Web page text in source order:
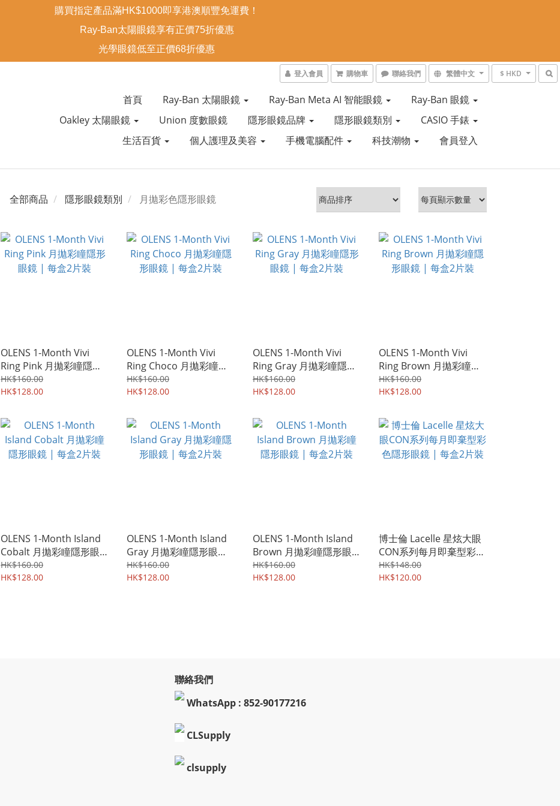
登入會員 購物車 聯絡我們 繁體中文 $ HKD
首頁 Ray-Ban 太陽眼鏡 Ray-Ban Meta AI 智能眼鏡
Ray-Ban 眼鏡
Oakley 太陽眼鏡
Union 度數眼鏡 隱形眼鏡品牌 隱形眼鏡類別
CASIO 手錶
生活百貨
個人護理及美容 手機電腦配件 科技潮物 會員登入
全部商品 隱形眼鏡類別 月拋彩色隱形眼鏡
OLENS 1-Month Vivi
Ring Pink 月拋彩瞳隱形
眼鏡 | 每盒2片裝
HK$160.00
HK$128.00
OLENS 1-Month Vivi
Ring Choco 月拋彩瞳隱
形眼鏡 | 每盒2片裝
HK$160.00
HK$128.00
OLENS 1-Month Vivi
Ring Gray 月拋彩瞳隱形
眼鏡 | 每盒2片裝
HK$160.00
HK$128.00
OLENS 1-Month Vivi
Ring Brown 月拋彩瞳隱
形眼鏡 | 每盒2片裝
HK$160.00
HK$128.00
OLENS 1-Month Island
Cobalt 月拋彩瞳隱形眼
鏡 | 每盒2片裝
HK$160.00
HK$128.00
OLENS 1-Month Island
Gray 月拋彩瞳隱形眼鏡
| 每盒2片裝
HK$160.00
HK$128.00
OLENS 1-Month Island
Brown 月拋彩瞳隱形眼
鏡 | 每盒2片裝
HK$160.00
HK$128.00
博士倫 Lacelle 星炫大眼
CON系列每月即棄型彩色
隱形眼鏡 | 每盒2片裝
HK$148.00
HK$120.00
聯絡我們
WhatsApp : 852-90177216
CLSupply
clsupply
購買指定產品滿HK$1000即享港澳順豐免運費！
Ray-Ban太陽眼鏡享有正價75折優惠
光學眼鏡低至正價68折優惠